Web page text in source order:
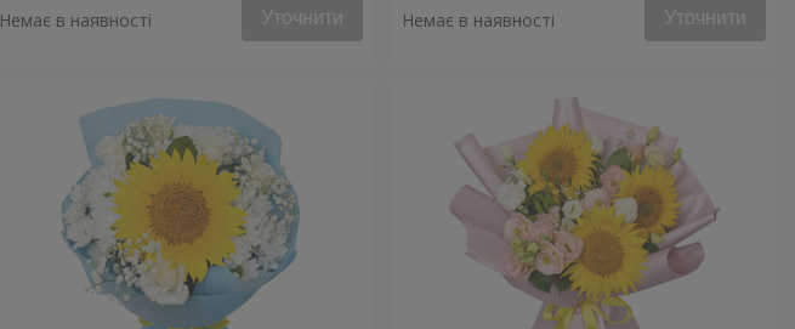
Немає в наявності Уточнити Немає в наявності Уточнити